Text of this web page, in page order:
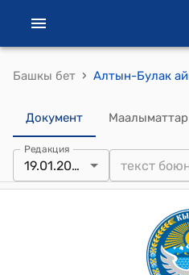
Башкы бет ›
Документ Маалыматтар
Редакция
19.01.2024